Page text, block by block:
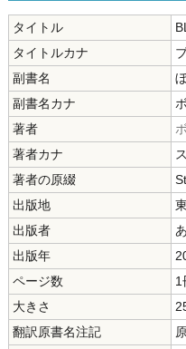
タイトル
タイトルカナ
副書名
副書名カナ
著者
著者カナ
著者の原綴
出版地
出版者
出版年
ページ数
1
大きさ
翻訳原書名注記